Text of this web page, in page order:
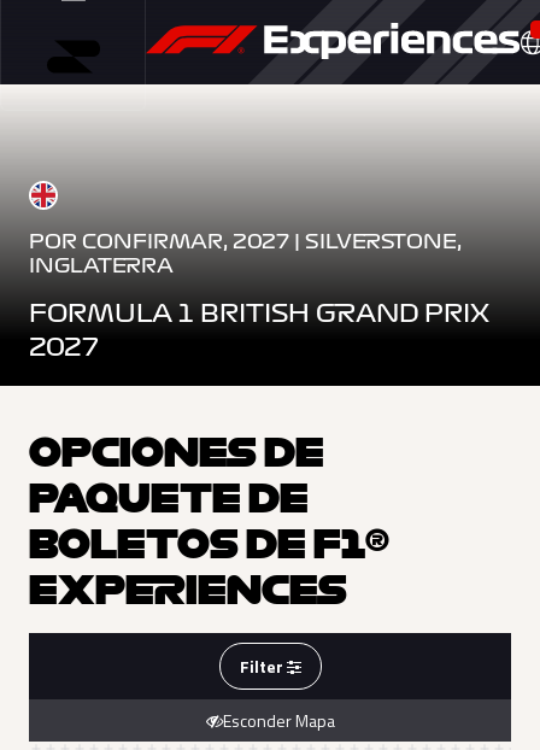
POR CONFIRMAR, 2027 | SILVERSTONE,
INGLATERRA
FORMULA 1 BRITISH GRAND PRIX
2027
OPCIONES DE
PAQUETE DE
BOLETOS DE F1®
EXPERIENCES
Filter
Esconder Mapa